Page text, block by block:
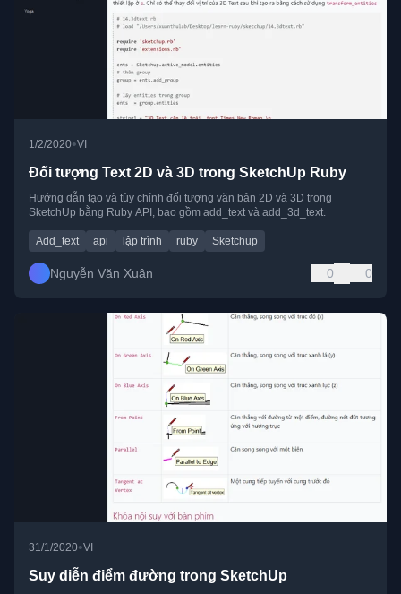
1/2/2020•VI
Đối tượng Text 2D và 3D trong SketchUp Ruby
Hướng dẫn tạo và tùy chỉnh đối tượng văn bản 2D và 3D trong
SketchUp bằng Ruby API, bao gồm add_text và add_3d_text.
Add_text api lập trình ruby Sketchup
Nguyễn Văn Xuân 0 0
31/1/2020•VI
Suy diễn điểm đường trong SketchUp